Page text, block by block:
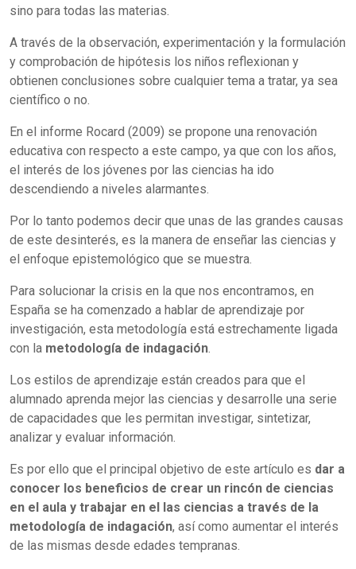
sino para todas las materias.
A través de la observación, experimentación y la formulación
y comprobación de hipótesis los niños reflexionan y
obtienen conclusiones sobre cualquier tema a tratar, ya sea
científico o no.
En el informe Rocard (2009) se propone una renovación
educativa con respecto a este campo, ya que con los años,
el interés de los jóvenes por las ciencias ha ido
descendiendo a niveles alarmantes.
Por lo tanto podemos decir que unas de las grandes causas
de este desinterés, es la manera de enseñar las ciencias y
el enfoque epistemológico que se muestra.
Para solucionar la crisis en la que nos encontramos, en
España se ha comenzado a hablar de aprendizaje por
investigación, esta metodología está estrechamente ligada
con la metodología de indagación.
Los estilos de aprendizaje están creados para que el
alumnado aprenda mejor las ciencias y desarrolle una serie
de capacidades que les permitan investigar, sintetizar,
analizar y evaluar información.
Es por ello que el principal objetivo de este artículo es dar a
conocer los beneficios de crear un rincón de ciencias
en el aula y trabajar en el las ciencias a través de la
metodología de indagación, así como aumentar el interés
de las mismas desde edades tempranas.